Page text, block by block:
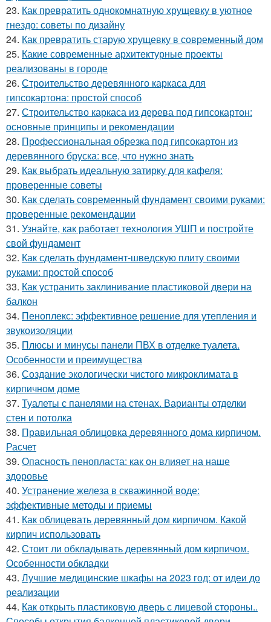
23. Как превратить однокомнатную хрущевку в уютное
гнездо: советы по дизайну
24. Как превратить старую хрущевку в современный дом
25. Какие современные архитектурные проекты
реализованы в городе
26. Строительство деревянного каркаса для
гипсокартона: простой способ
27. Строительство каркаса из дерева под гипсокартон:
основные принципы и рекомендации
28. Профессиональная обрезка под гипсокартон из
деревянного бруска: все, что нужно знать
29. Как выбрать идеальную затирку для кафеля:
проверенные советы
30. Как сделать современный фундамент своими руками:
проверенные рекомендации
31. Узнайте, как работает технология УШП и постройте
свой фундамент
32. Как сделать фундамент-шведскую плиту своими
руками: простой способ
33. Как устранить заклинивание пластиковой двери на
балкон
34. Пеноплекс: эффективное решение для утепления и
звукоизоляции
35. Плюсы и минусы панели ПВХ в отделке туалета.
Особенности и преимущества
36. Создание экологически чистого микроклимата в
кирпичном доме
37. Туалеты с панелями на стенах. Варианты отделки
стен и потолка
38. Правильная облицовка деревянного дома кирпичом.
Расчет
39. Опасность пенопласта: как он влияет на наше
здоровье
40. Устранение железа в скважинной воде:
эффективные методы и приемы
41. Как облицевать деревянный дом кирпичом. Какой
кирпич использовать
42. Стоит ли обкладывать деревянный дом кирпичом.
Особенности обкладки
43. Лучшие медицинские шкафы на 2023 год: от идеи до
реализации
44. Как открыть пластиковую дверь с лицевой стороны..